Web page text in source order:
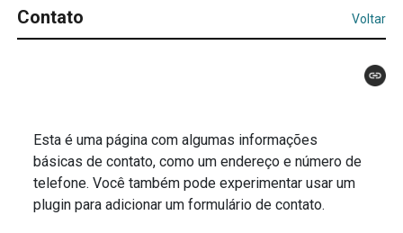
Contato Voltar
Esta é uma página com algumas informações
básicas de contato, como um endereço e número de
telefone. Você também pode experimentar usar um
plugin para adicionar um formulário de contato.